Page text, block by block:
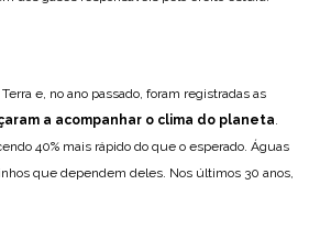
e, no ano passado, foram registradas as
a acompanhar o clima do planeta.
40% mais rápido do que o esperado. Águas
que dependem deles. Nos últimos 30 anos,